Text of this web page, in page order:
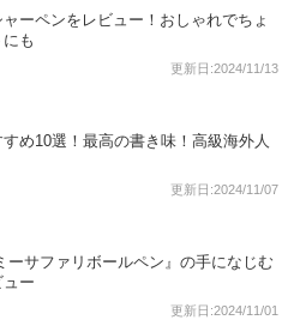
ーペンをレビュー！おしゃれでちょ
も
更新日:2024/11/13
め10選！最高の書き味！高級海外人
更新日:2024/11/07
ーサファリボールペン』の手になじむ
ー
更新日:2024/11/01